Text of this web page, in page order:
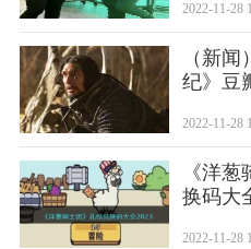
2022-11-28
（新
纪》豆
2022-11-28
《洋
换码大
2022-11-28